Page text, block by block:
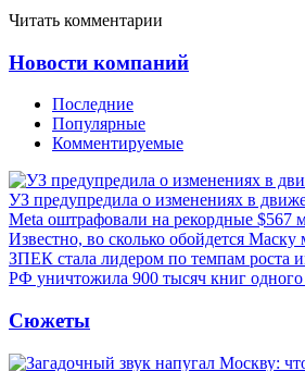
Читать комментарии
Новости компаний
Последние
Популярные
Комментируемые
УЗ предупредила о изменениях в
Meta оштрафовали на рекордные $567
Известно, во сколько обойдется Маску
ЗПЕК стала лидером по темпам роста
РФ уничтожила 900 тысяч книг одного
Сюжеты